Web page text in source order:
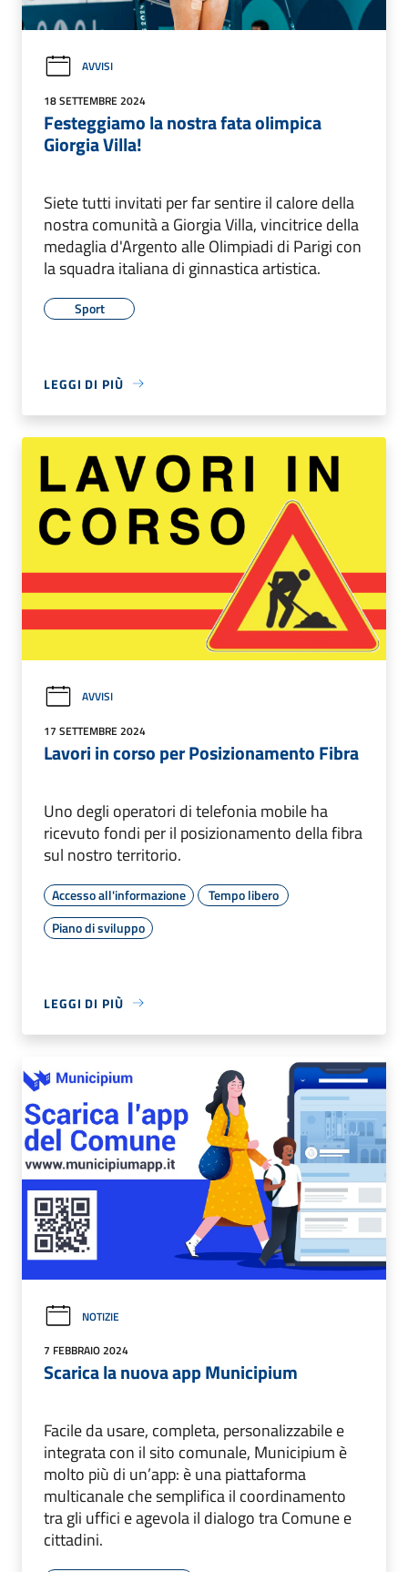
AVVISI
18 SETTEMBRE 2024
Festeggiamo la nostra fata olimpica
Giorgia Villa!
Siete tutti invitati per far sentire il calore della
nostra comunità a Giorgia Villa, vincitrice della
medaglia d'Argento alle Olimpiadi di Parigi con
la squadra italiana di ginnastica artistica.
Sport
LEGGI DI PIÙ
AVVISI
17 SETTEMBRE 2024
Lavori in corso per Posizionamento Fibra
Uno degli operatori di telefonia mobile ha
ricevuto fondi per il posizionamento della fibra
sul nostro territorio.
Accesso all'informazione
Tempo libero
Piano di sviluppo
LEGGI DI PIÙ
NOTIZIE
7 FEBBRAIO 2024
Scarica la nuova app Municipium
Facile da usare, completa, personalizzabile e
integrata con il sito comunale, Municipium è
molto più di un’app: è una piattaforma
multicanale che semplifica il coordinamento
tra gli uffici e agevola il dialogo tra Comune e
cittadini.